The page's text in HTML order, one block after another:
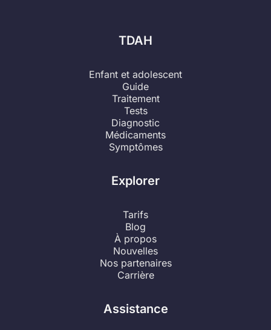
TDAH
Enfant et adolescent
Guide
Traitement
Tests
Diagnostic
Médicaments
Symptômes
Explorer
Tarifs
Blog
À propos
Nouvelles
Nos partenaires
Carrière
Assistance